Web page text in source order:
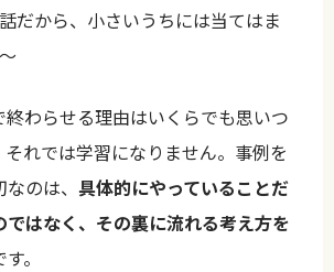
だから、小さいうちには当てはま
終わらせる理由はいくらでも思いつ
それでは学習になりません。事例を
のは、 具体的にやっていることだ
ではなく、その裏に流れる考え方を
。